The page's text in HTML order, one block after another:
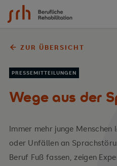
Zum Inhalt springen
ZUR ÜBERSICHT
PRESSEMITTEILUNGEN
Wege aus der
Immer mehr junge
oder Unfällen an
Beruf Fuß fassen, zeigen